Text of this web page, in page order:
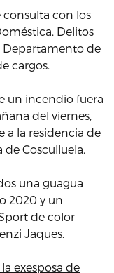
consulta con los
Delitos
Departamento de
cargos.
un incendio fuera
del viernes,
a la residencia de
de Cosculluela.
una guagua
2020 y un
de color
Jaques.
exesposa de